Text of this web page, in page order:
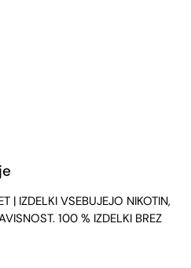
| IZDELKI VSEBUJEJO NIKOTIN,
100 % IZDELKI BREZ